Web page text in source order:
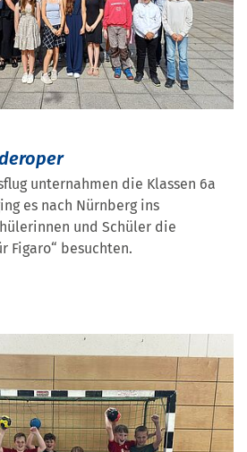
unternahmen die Klassen 6a
es nach Nürnberg ins
und Schüler die
Figaro“ besuchten.